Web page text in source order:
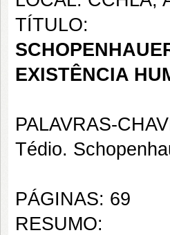
TÍTULO:
EXISTÊNCIA
PALAVRAS-
Tédio.
PÁGINAS: 69
RESUMO: